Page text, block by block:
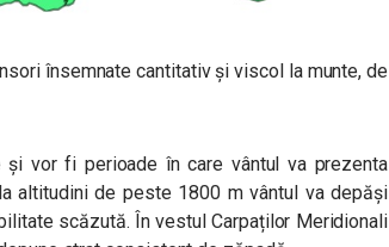
însemnate cantitativ și viscol la munte, de
și vor fi perioade în care vântul va prezenta
altitudini de peste 1800 m vântul va depăși
scăzută. În vestul Carpaților Meridionali